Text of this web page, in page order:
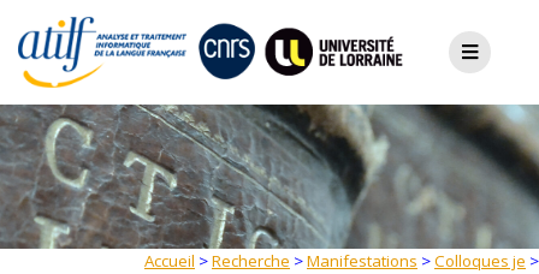
content
Accueil >Recherche >Manifestations >Colloques je >